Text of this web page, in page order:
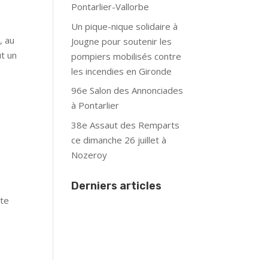
au
un
Pontarlier-Vallorbe
Un pique-nique solidaire à
Jougne pour soutenir les
pompiers mobilisés contre
les incendies en Gironde
96e Salon des Annonciades
à Pontarlier
38e Assaut des Remparts
ce dimanche 26 juillet à
Nozeroy
Derniers articles